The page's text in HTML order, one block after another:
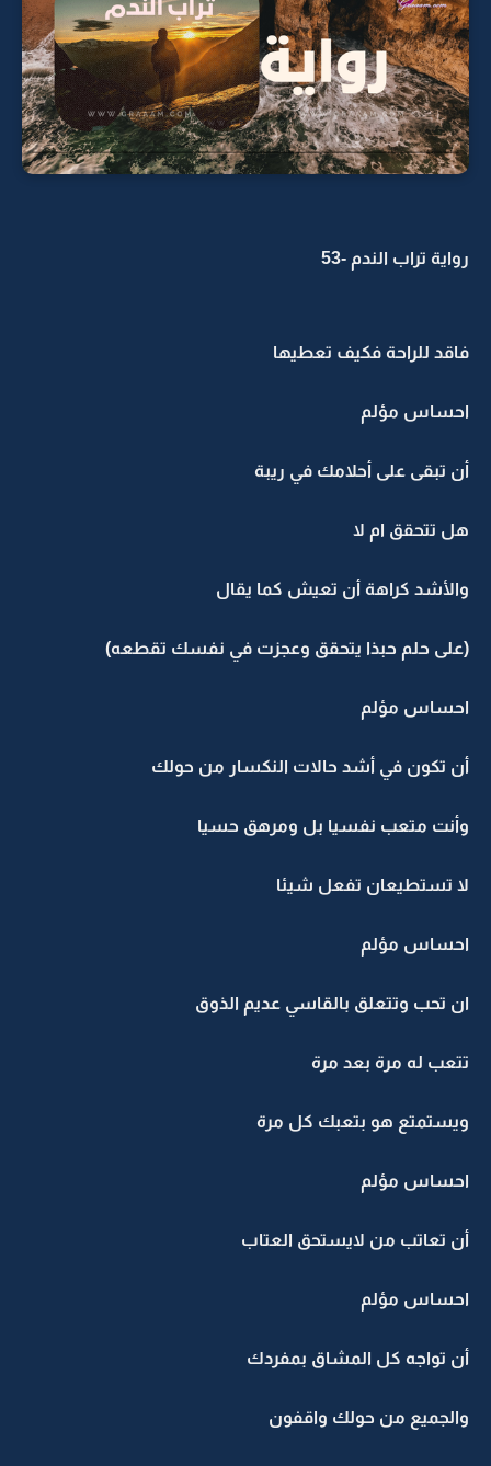
رواية تراب الندم -53
فاقد للراحة فكيف تعطيها
احساس مؤلم
أن تبقى على أحلامك في ريبة
هل تتحقق ام لا
والأشد كراهة أن تعيش كما يقال
(على حلم حبذا يتحقق وعجزت في نفسك تقطعه)
احساس مؤلم
أن تكون في أشد حالات النكسار من حولك
وأنت متعب نفسيا بل ومرهق حسيا
لا تستطيعان تفعل شيئا
احساس مؤلم
ان تحب وتتعلق بالقاسي عديم الذوق
تتعب له مرة بعد مرة
ويستمتع هو بتعبك كل مرة
احساس مؤلم
أن تعاتب من لايستحق العتاب
احساس مؤلم
أن تواجه كل المشاق بمفردك
والجميع من حولك واقفون